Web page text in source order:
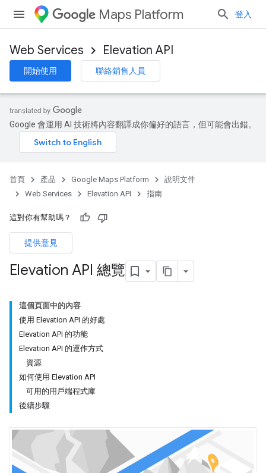
Maps Platform 登入
Web Services Elevation API
開始使用 聯絡銷售人員
Google 會運用 AI 技術將內容翻譯成你偏好的語言，但可能會出錯。
首頁 產品 Google Maps Platform
說明文件
Web Services
Elevation API 指南
這對你有幫助嗎？
提供意見
Elevation API 總覽
這個頁面中的內容
使用 Elevation API 的好處
Elevation API 的功能
Elevation API 的運作方式
資源
如何使用 Elevation API
可用的用戶端程式庫
後續步驟